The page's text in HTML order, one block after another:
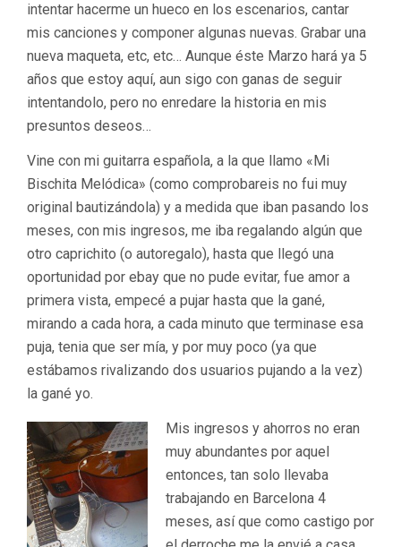
intentar hacerme un hueco en los escenarios, cantar
mis canciones y componer algunas nuevas. Grabar una
nueva maqueta, etc, etc… Aunque éste Marzo hará ya 5
años que estoy aquí, aun sigo con ganas de seguir
intentandolo, pero no enredare la historia en mis
presuntos deseos…
Vine con mi guitarra española, a la que llamo «Mi
Bischita Melódica» (como comprobareis no fui muy
original bautizándola) y a medida que iban pasando los
meses, con mis ingresos, me iba regalando algún que
otro caprichito (o autoregalo), hasta que llegó una
oportunidad por ebay que no pude evitar, fue amor a
primera vista, empecé a pujar hasta que la gané,
mirando a cada hora, a cada minuto que terminase esa
puja, tenia que ser mía, y por muy poco (ya que
estábamos rivalizando dos usuarios pujando a la vez)
la gané yo.
Mis ingresos y ahorros no eran
muy abundantes por aquel
entonces, tan solo llevaba
trabajando en Barcelona 4
meses, así que como castigo por